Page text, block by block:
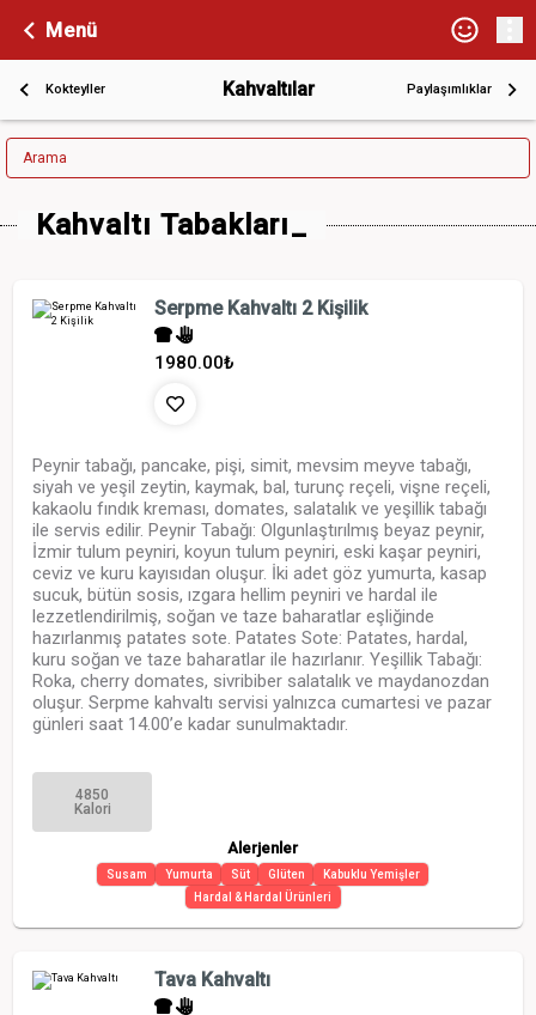
Menü
Kokteyller Kahvaltılar Paylaşımlıklar
Arama
Kahvaltı Tabakları_
Serpme Kahvaltı 2 Kişilik
1980.00₺
Peynir tabağı, pancake, pişi, simit, mevsim meyve tabağı,
siyah ve yeşil zeytin, kaymak, bal, turunç reçeli, vişne reçeli,
kakaolu fındık kreması, domates, salatalık ve yeşillik tabağı
ile servis edilir. Peynir Tabağı: Olgunlaştırılmış beyaz peynir,
İzmir tulum peyniri, koyun tulum peyniri, eski kaşar peyniri,
ceviz ve kuru kayısıdan oluşur. İki adet göz yumurta, kasap
sucuk, bütün sosis, ızgara hellim peyniri ve hardal ile
lezzetlendirilmiş, soğan ve taze baharatlar eşliğinde
hazırlanmış patates sote. Patates Sote: Patates, hardal,
kuru soğan ve taze baharatlar ile hazırlanır. Yeşillik Tabağı:
Roka, cherry domates, sivribiber salatalık ve maydanozdan
oluşur. Serpme kahvaltı servisi yalnızca cumartesi ve pazar
günleri saat 14.00’e kadar sunulmaktadır.
4850
Kalori
Alerjenler
Susam Yumurta Süt Glüten
Kabuklu Yemişler
Hardal & Hardal Ürünleri
Tava Kahvaltı